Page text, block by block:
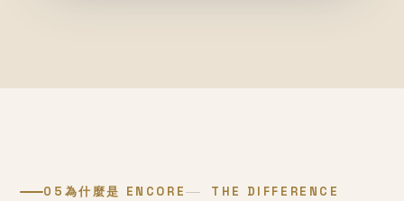
05 為什麼是 ENCORE THE DIFFERENCE